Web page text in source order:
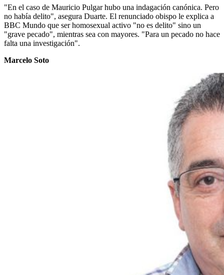
"En el caso de Mauricio Pulgar hubo una indagación canónica. Pero
no había delito", asegura Duarte. El renunciado obispo le explica a
BBC Mundo que ser homosexual activo "no es delito" sino un
"grave pecado", mientras sea con mayores. "Para un pecado no hace
falta una investigación".
Marcelo Soto